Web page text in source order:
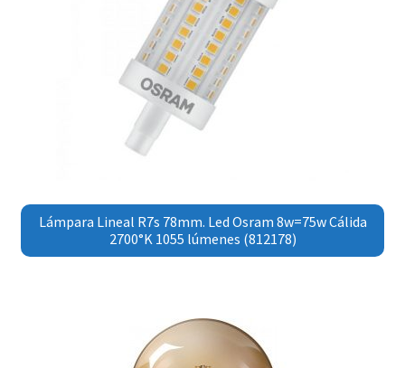
Lámpara Lineal R7s 78mm. Led Osram 8w=75w Cálida
2700°K 1055 lúmenes (812178)